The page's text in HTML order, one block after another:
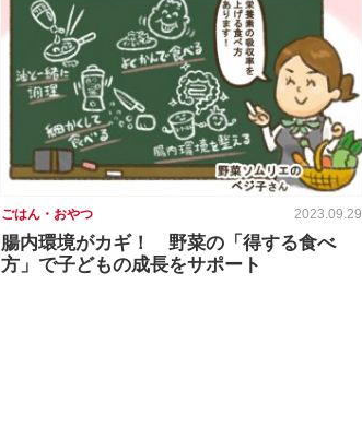
ごはん・おやつ 2023.09.29
腸内環境がカギ！ 野菜の「得する食べ
方」で子どもの成長をサポート